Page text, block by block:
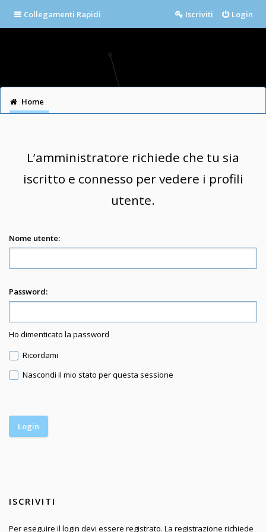
Collegamenti Rapidi Login
Iscriviti
Home
L’amministratore richiede che tu sia
iscritto e connesso per vedere i profili
utente.
Nome utente:
Password:
Ho dimenticato la password
Ricordami
Nascondi il mio stato per questa sessione
ISCRIVITI
Per eseguire il login devi essere registrato. La registrazione richiede